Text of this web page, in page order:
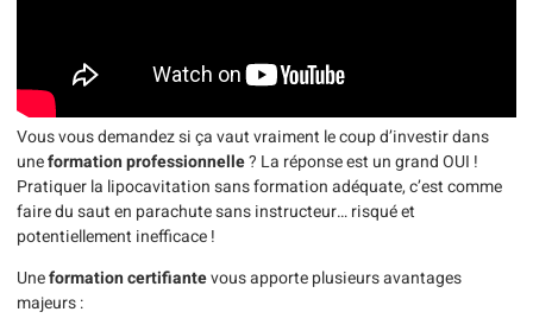
Vous vous demandez si ça vaut vraiment le coup d’investir dans
uneformation professionnelle? La réponse est un grand OUI !
Pratiquer la lipocavitation sans formation adéquate, c’est comme
faire du saut en parachute sans instructeur… risqué et
potentiellement inefficace !
Uneformation certifiantevous apporte plusieurs avantages
majeurs :